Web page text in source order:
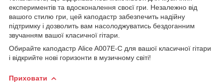
експериментів та вдосконалення своєї гри. Незалежно від
вашого стилю гри, цей каподастр забезпечить надійну
підтримку і дозволить вам насолоджуватись бездоганним
звучанням вашої класичної гітари.
Обирайте каподастр Alice A007E-C для вашої класичної гітари
і відкрийте нові горизонти в музичному світі!
Приховати